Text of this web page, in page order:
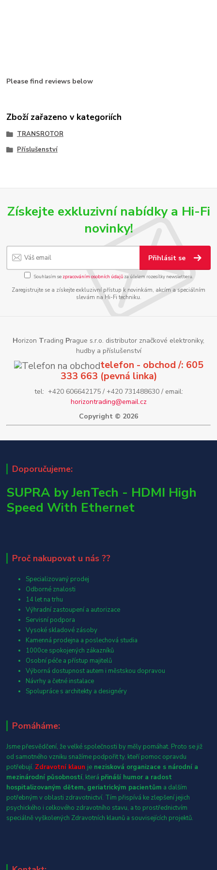
Please find reviews below
Zboží zařazeno v kategoriích
TRANSROTOR
Příslušenství
Získejte exkluzivní nabídky a Hi-Fi
novinky!
Přihlásit se
Souhlasím se zpracováním osobních údajůza účelem rozesílky newsletteru.
Zaregistrujte se a získejte exkluzivní přístup k novinkám, akcím a speciálním
slevám na Hi-Fi techniku.
Horizon Trading Prague s.r.o. distributor značkové elektroniky,
hudby a příslušenství
telefon - obchod /: 605
333 663 (pevná linka)
tel: +420 606642175 / +420 731488630 / email:
horizontrading@email.cz
Copyright © 2026
Doporučujeme:
SUPRA by JenTech - HDMI High
Speed With Ethernet
Proč nakupovat u nás ??
Specializovaný prodej
Odborné znalosti
14 let na trhu
Výhradní zastoupení a autorizace
Servisní podpora
Vysoké skladové zásoby
Kamenná prodejna a poslechová studia
1000ce spokojených zákazníků
Osobní péče a přístup majitelů
Výborná dostupnost autem i městskou dopravou
Návrhy a četné instalace
Spolupráce s architekty a designéry
Pomáháme:
Jsme přesvědčení, že velké společnosti by měly pomáhat. Proto se již
od samotného vzniku snažíme podpořit ty, kteří pomoc opravdu
potřebují. Zdravotní klaun je nezisková organizace s národní a
mezinárodní působností, která přináší humor a radost
hospitalizovaným dětem, geriatrickým pacientům a dalším
potřebným v oblasti zdravotnictví. Tím přispívá ke zlepšení jejich
psychického i celkového zdravotního stavu, a to prostřednictvím
speciálně vyškolených Zdravotních klaunů a souvisejících projektů.